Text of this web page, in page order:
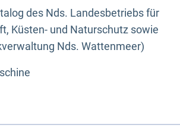
des Nds. Landesbetriebs für
Küsten- und Naturschutz sowie
Nds. Wattenmeer)